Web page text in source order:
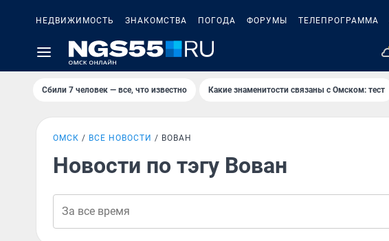
НЕДВИЖИМОСТЬ ЗНАКОМСТВА ПОГОДА ФОРУМЫ ТЕЛЕПРОГРАММА
Сбили 7 человек — все, что известно Какие знаменитости связаны с Омском: тест
ОМСК ВСЕ НОВОСТИ ВОВАН
Новости по тэгу Вован